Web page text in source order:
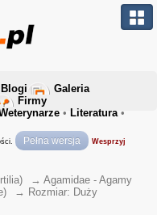
Blogi
Galeria
Firmy
• Literatura•
Pełna wersja Wesprzyj
→ Agamidae - Agamy
→ Rozmiar: Duży